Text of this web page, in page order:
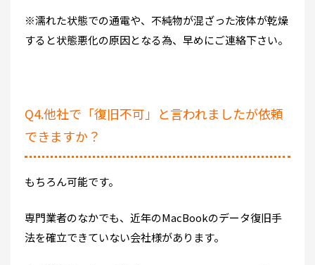
※濡れた状態での通電や、不純物が混ざった液体が乾燥
すると状態悪化の原因となる為、早めにご連絡下さい。
Q4.他社で「復旧不可」と言われましたが依頼
できますか？
もちろん可能です。
専門業者のなかでも、近年のMacBookのデータ復旧手
法を確立できていない会社様があります。